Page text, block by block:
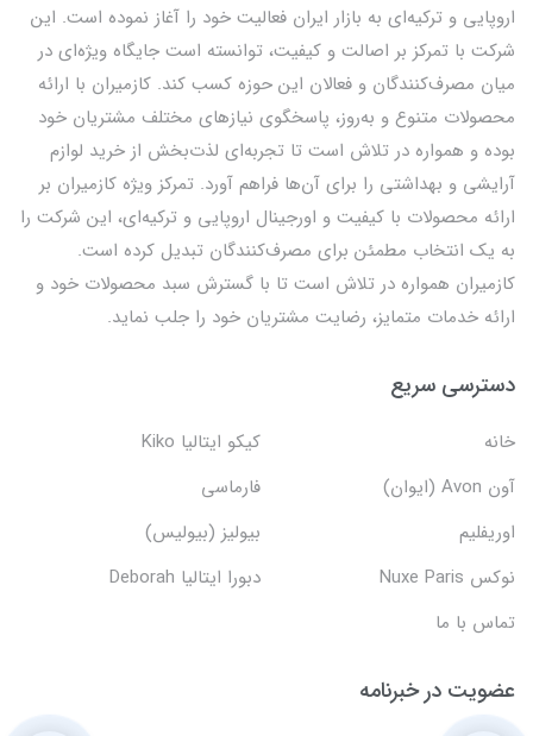
اروپایی و ترکیه‌ای به بازار ایران فعالیت خود را آغاز نموده است. این
شرکت با تمرکز بر اصالت و کیفیت، توانسته است جایگاه ویژه‌ای در
میان مصرف‌کنندگان و فعالان این حوزه کسب کند. کازمیران با ارائه
محصولات متنوع و به‌روز، پاسخگوی نیازهای مختلف مشتریان خود
بوده و همواره در تلاش است تا تجربه‌ای لذت‌بخش از خرید لوازم
آرایشی و بهداشتی را برای آن‌ها فراهم آورد. تمرکز ویژه کازمیران بر
ارائه محصولات با کیفیت و اورجینال اروپایی و ترکیه‌ای، این شرکت را
به یک انتخاب مطمئن برای مصرف‌کنندگان تبدیل کرده است.
کازمیران همواره در تلاش است تا با گسترش سبد محصولات خود و
ارائه خدمات متمایز، رضایت مشتریان خود را جلب نماید.
دسترسی سریع
خانه
کیکو ایتالیا Kiko
آون Avon (ایوان)
فارماسی
اوریفلیم
بیولیز (بیولیس)
نوکس Nuxe Paris
دبورا ایتالیا Deborah
تماس با ما
عضویت در خبرنامه